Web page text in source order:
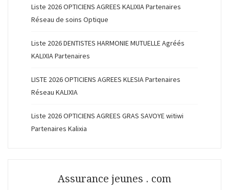
Liste 2026 OPTICIENS AGREES KALIXIA Partenaires
Réseau de soins Optique
Liste 2026 DENTISTES HARMONIE MUTUELLE Agréés
KALIXIA Partenaires
LISTE 2026 OPTICIENS AGREES KLESIA Partenaires
Réseau KALIXIA
Liste 2026 OPTICIENS AGREES GRAS SAVOYE witiwi
Partenaires Kalixia
Assurance jeunes . com